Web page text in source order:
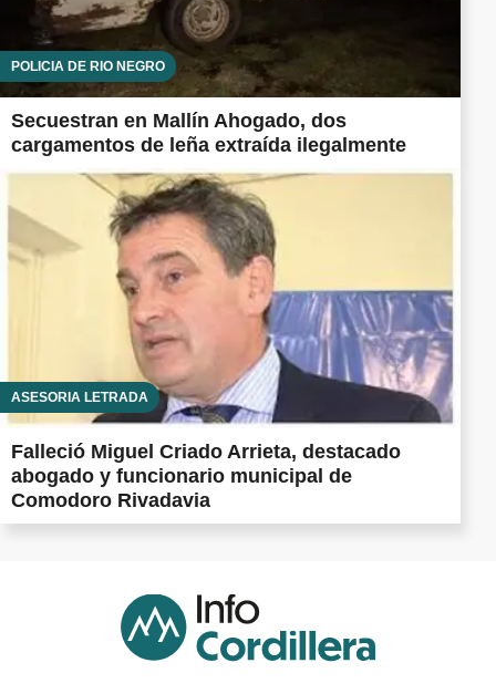
POLICÍA DE RÍO NEGRO
Secuestran en Mallín Ahogado, dos
cargamentos de leña extraída ilegalmente
ASESORÍA LETRADA
Falleció Miguel Criado Arrieta, destacado
abogado y funcionario municipal de
Comodoro Rivadavia